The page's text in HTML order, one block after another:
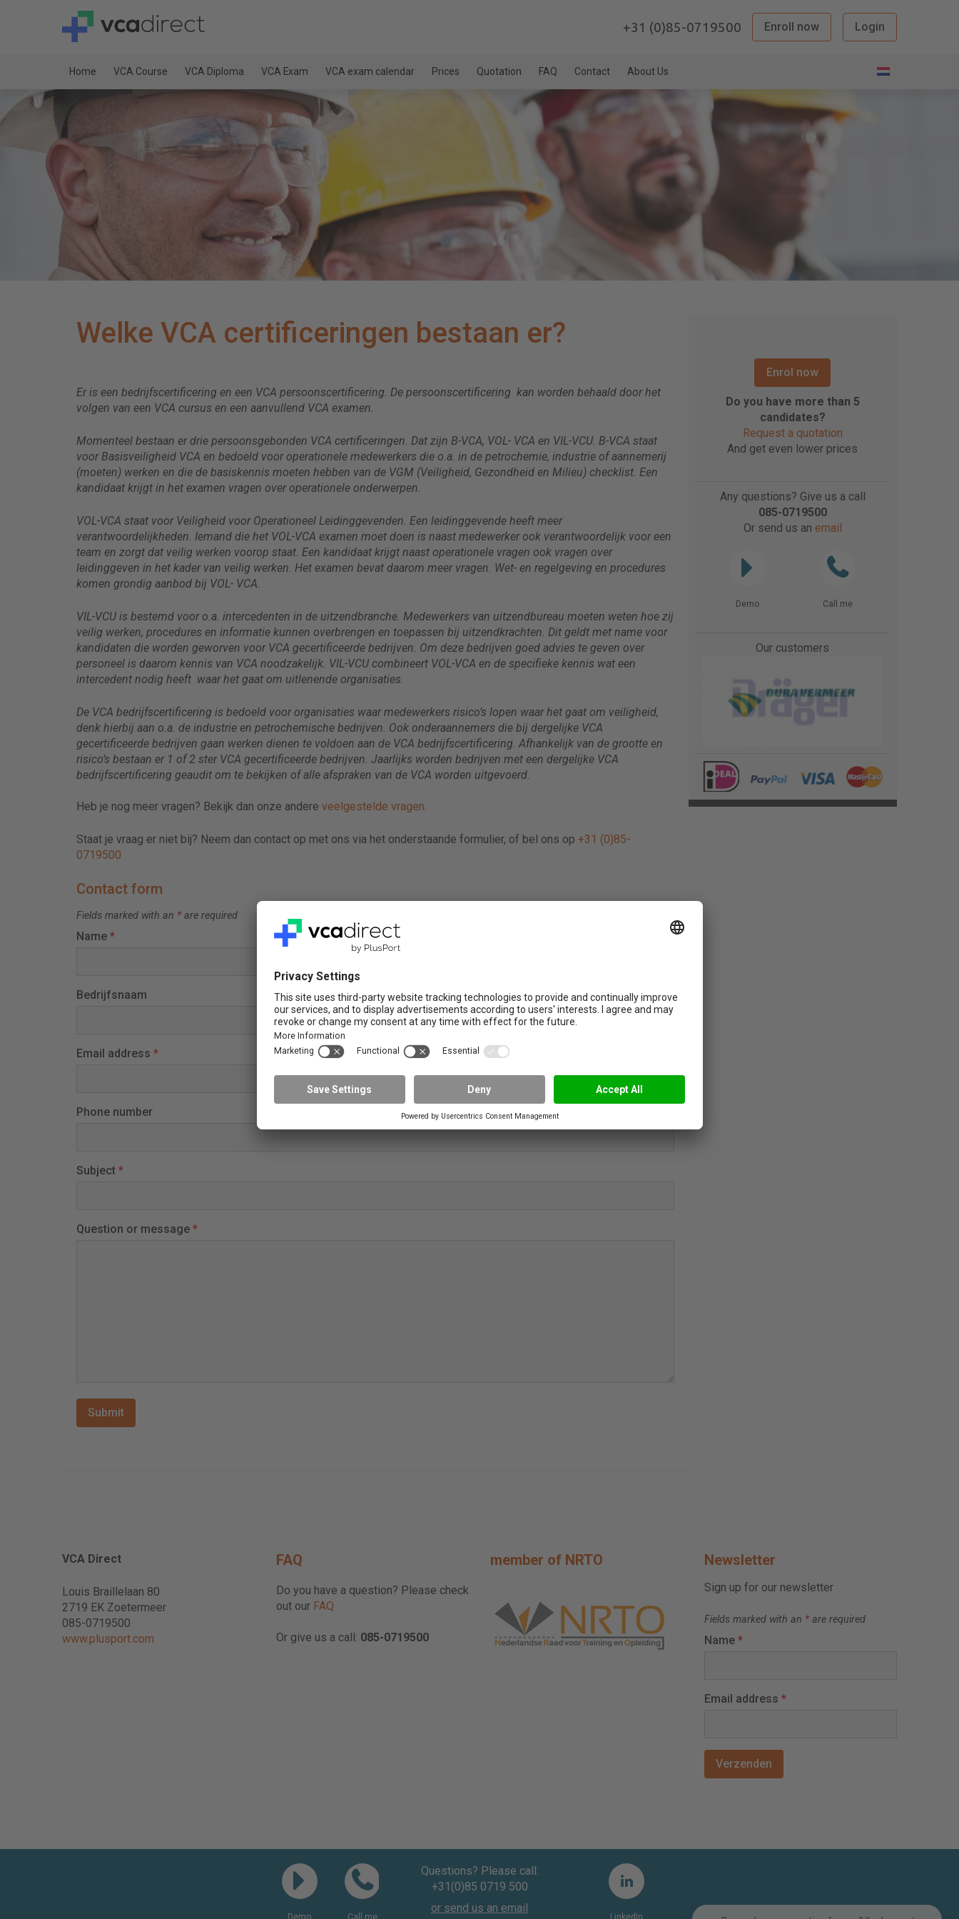
+31 (0)85-0719500 Enroll now Login
Home VCA Course VCA Diploma VCA Exam VCA exam calendar Prices Quotation FAQ Contact About Us
Welke VCA certificeringen bestaan er?
Er is een bedrijfscertificering en een VCA persoonscertificering. De persoonscertificering kan worden behaald door het
volgen van een VCA cursus en een aanvullend VCA examen.
Momenteel bestaan er drie persoonsgebonden VCA certificeringen. Dat zijn B-VCA, VOL- VCA en VIL-VCU. B-VCA staat
voor Basisveiligheid VCA en bedoeld voor operationele medewerkers die o.a. in de petrochemie, industrie of aannemerij
(moeten) werken en die de basiskennis moeten hebben van de VGM (Veiligheid, Gezondheid en Milieu) checklist. Een
kandidaat krijgt in het examen vragen over operationele onderwerpen.
VOL-VCA staat voor Veiligheid voor Operationeel Leidinggevenden. Een leidinggevende heeft meer
verantwoordelijkheden. Iemand die het VOL-VCA examen moet doen is naast medewerker ook verantwoordelijk voor een
team en zorgt dat veilig werken voorop staat. Een kandidaat krijgt naast operationele vragen ook vragen over
leidinggeven in het kader van veilig werken. Het examen bevat daarom meer vragen. Wet- en regelgeving en procedures
komen grondig aanbod bij VOL- VCA.
VIL-VCU is bestemd voor o.a. intercedenten in de uitzendbranche. Medewerkers van uitzendbureau moeten weten hoe zij
veilig werken, procedures en informatie kunnen overbrengen en toepassen bij uitzendkrachten. Dit geldt met name voor
kandidaten die worden geworven voor VCA gecertificeerde bedrijven. Om deze bedrijven goed advies te geven over
personeel is daarom kennis van VCA noodzakelijk. VIL-VCU combineert VOL-VCA en de specifieke kennis wat een
intercedent nodig heeft waar het gaat om uitlenende organisaties.
De VCA bedrijfscertificering is bedoeld voor organisaties waar medewerkers risico’s lopen waar het gaat om veiligheid,
denk hierbij aan o.a. de industrie en petrochemische bedrijven. Ook onderaannemers die bij dergelijke VCA
gecertificeerde bedrijven gaan werken dienen te voldoen aan de VCA bedrijfscertificering. Afhankelijk van de grootte en
risico’s bestaan er 1 of 2 ster VCA gecertificeerde bedrijven. Jaarlijks worden bedrijven met een dergelijke VCA
bedrijfscertificering geaudit om te bekijken of alle afspraken van de VCA worden uitgevoerd.
Heb je nog meer vragen? Bekijk dan onze andere veelgestelde vragen.
Staat je vraag er niet bij? Neem dan contact op met ons via het onderstaande formulier, of bel ons op +31 (0)85-
0719500
Contact form
Fields marked with an * are required
Name *
Bedrijfsnaam
Email address *
Phone number
Subject *
Question or message *
Enrol now
Do you have more than 5
candidates?
Request a quotation
And get even lower prices
Any questions? Give us a call
085-0719500
Or send us an email
Demo Call me
Our customers
VCA Direct
Louis Braillelaan 80
2719 EK Zoetermeer
085-0719500
www.plusport.com
FAQ
Do you have a question? Please check
out our FAQ
Or give us a call: 085-0719500
member of NRTO Newsletter
Sign up for our newsletter
Fields marked with an * are required
Name *
Email address *
Demo Call me
Questions? Please call:
+31(0)85 0719 500
or send us an email
LinkedIn